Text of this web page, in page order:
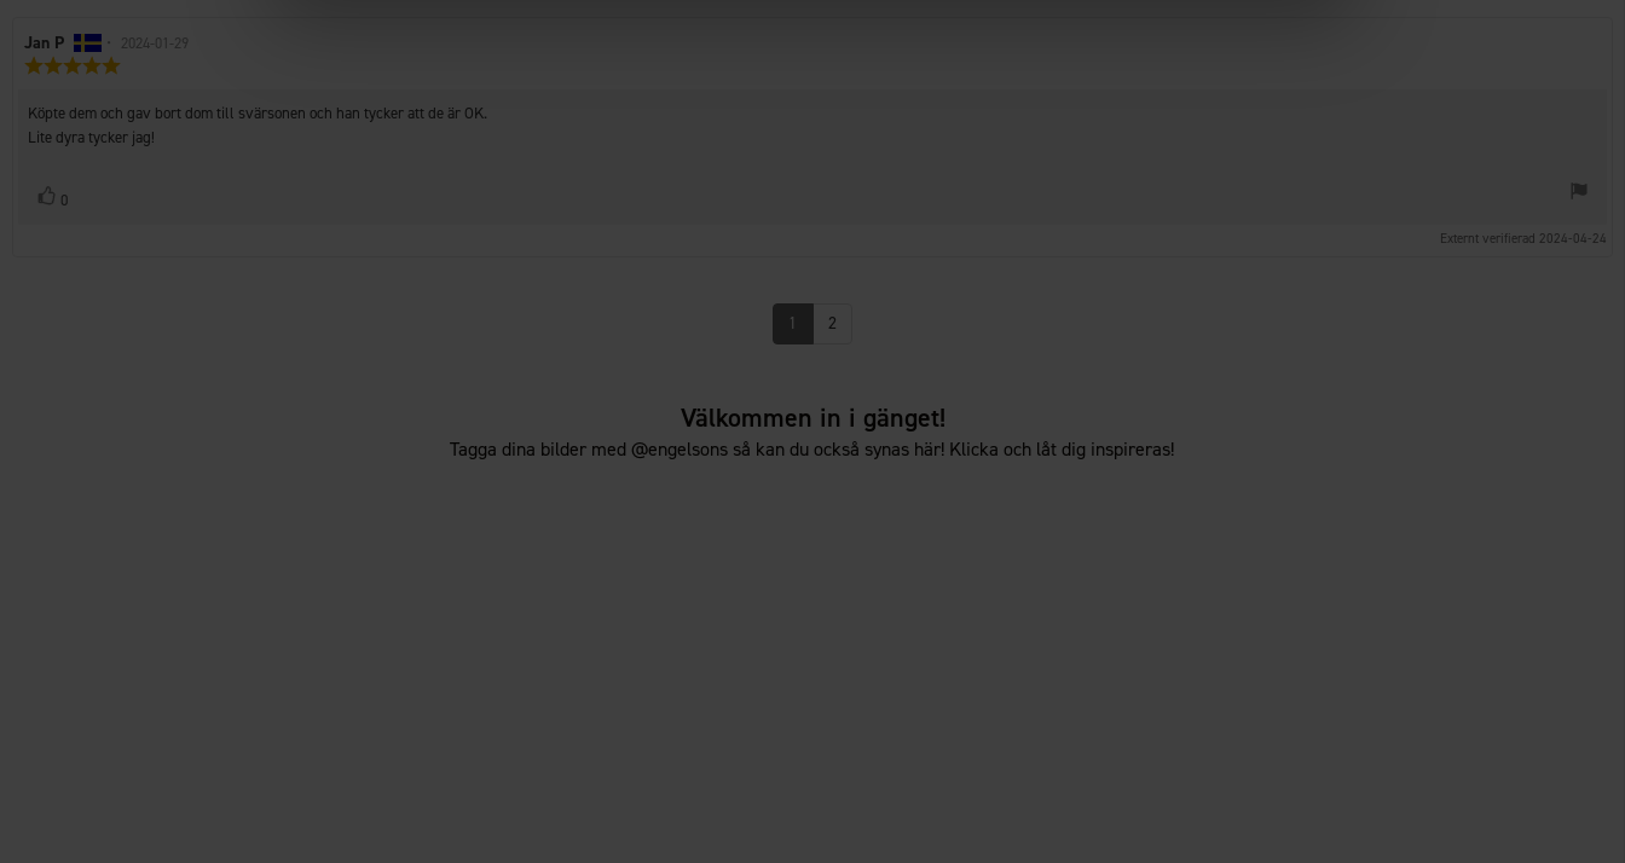
Recensionsförfattare:
Jan P • Recensionsdatum:
2024-01-29
5
stjärnor
Recensionstext:
Köpte dem och gav bort dom till svärsonen och han tycker att de är OK.
Lite dyra tycker jag!
Rösta
0
Externt verifierad 2024-04-24
1 2
Välkommen in i gänget!
Tagga dina bilder med @engelsons så kan du också synas här! Klicka och låt dig inspireras!